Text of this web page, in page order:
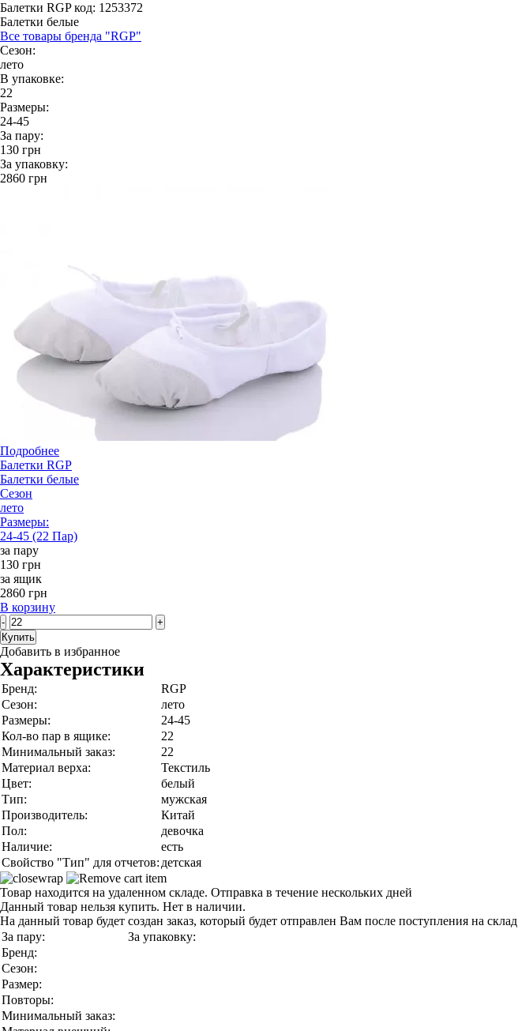
Балетки RGP код: 1253372
Балетки белые
Все товары бренда "RGP"
Сезон:
лето
В упаковке:
22
Размеры:
24-45
За пару:
130 грн
За упаковку:
2860 грн
Подробнее
Балетки RGP
Балетки белые
Сезон
лето
Размеры:
24-45 (22 Пар)
за пару
130 грн
за ящик
2860 грн
В корзину
-
+
Купить
Добавить в избранное
Характеристики
Бренд:
RGP
Сезон:
лето
Размеры:
24-45
Кол-во пар в ящике:
22
Минимальный заказ:
22
Материал верха:
Текстиль
Цвет:
белый
Тип:
мужская
Производитель:
Китай
Пол:
девочка
Наличие:
есть
Свойство "Тип" для отчетов: детская
Товар находится на удаленном складе. Отправка в течение нескольких дней
Данный товар нельзя купить. Нет в наличии.
На данный товар будет создан заказ, который будет отправлен Вам после поступления на склад
За пару:
За упаковку:
Бренд:
Сезон:
Размер:
Повторы:
Минимальный заказ: